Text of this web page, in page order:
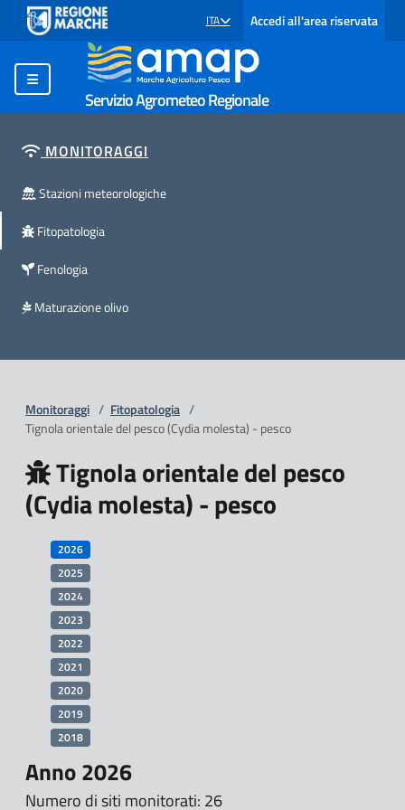
SELEZIONE LINGUA: LINGUA SELEZIONATA
ITA Accedi all'area riservata
Servizio Agrometeo Regionale
MONITORAGGI
Stazioni meteorologiche
Fitopatologia
Fenologia
Maturazione olivo
Monitoraggi / Fitopatologia /
Tignola orientale del pesco (Cydia molesta) - pesco
Tignola orientale del pesco
(Cydia molesta) - pesco
2026
2025
2024
2023
2022
2021
2020
2019
2018
Anno 2026
Numero di siti monitorati: 26